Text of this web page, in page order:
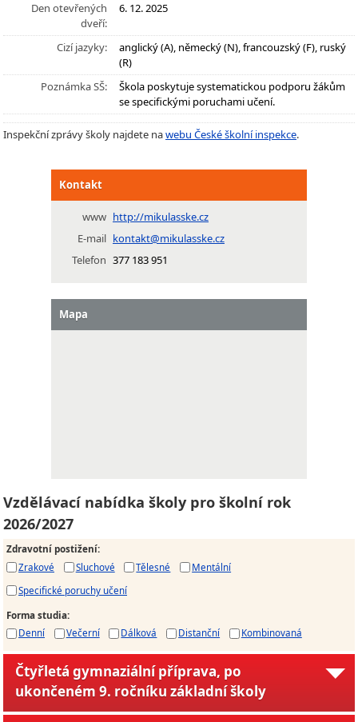
Den otevřených
dveří:
6. 12. 2025
Cizí jazyky:
anglický (A), německý (N), francouzský (F), ruský
(R)
Poznámka SŠ:
Škola poskytuje systematickou podporu žákům
se specifickými poruchami učení.
Inspekční zprávy školy najdete nawebu České školní inspekce.
Kontakt
www http://mikulasske.cz
E-mail kontakt@mikulasske.cz
Telefon 377 183 951
Mapa
Vzdělávací nabídka školy pro školní rok
2026/2027
Zdravotní postižení:
Zrakové
Sluchové Tělesné
Mentální
Specifické poruchy učení
Forma studia:
Denní
Večerní Dálková Distanční Kombinovaná
Čtyřletá gymnaziální příprava, po
ukončeném 9. ročníku základní školy